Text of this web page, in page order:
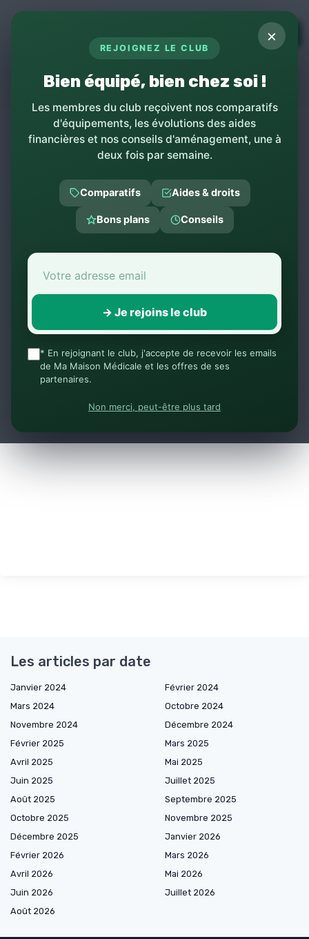
LE MÉDIA DES MAISONS MÉDICALES
TOPs
APYFORME
← Retour à la liste des produits
Catégories
Les articles par date
Janvier 2024
Février 2024
Mars 2024
Octobre 2024
Novembre 2024
Décembre 2024
Février 2025
Mars 2025
Avril 2025
Mai 2025
Juin 2025
Juillet 2025
Août 2025
Septembre 2025
Octobre 2025
Novembre 2025
Décembre 2025
Janvier 2026
Février 2026
Mars 2026
Avril 2026
Mai 2026
Juin 2026
Juillet 2026
Août 2026
×
REJOIGNEZ LE CLUB
Bien équipé, bien chez soi !
Les membres du club reçoivent nos comparatifs
d'équipements, les évolutions des aides
financières et nos conseils d'aménagement, une à
deux fois par semaine.
Comparatifs Aides & droits
Bons plans Conseils
→ Je rejoins le club
* En rejoignant le club, j'accepte de recevoir les emails
de Ma Maison Médicale et les offres de ses
partenaires.
Non merci, peut-être plus tard
Panneau de gestion des cookies